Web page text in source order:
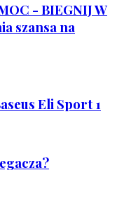
- BIEGNIJ W
szansa na
Eli Sport 1